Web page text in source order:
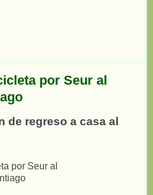
por Seur al
de regreso a casa al